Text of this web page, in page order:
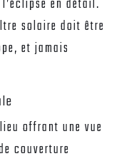
en détail.
solaire doit être
et jamais
offrant une vue
couverture